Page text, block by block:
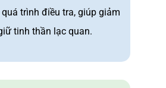
trình điều tra, giúp giảm
tinh thần lạc quan.